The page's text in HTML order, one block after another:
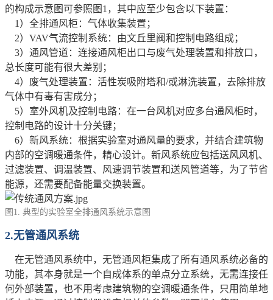
的构成示意图可参照图1，其中应至少包含以下装置：
1）全排通风柜：气体收集装置；
2）VAV气流控制系统：由文丘里阀和控制电路组成；
3）通风管道：连接通风柜出口与废气处理装置和排放口，
总长度可能有很大差别；
4）废气处理装置：活性炭吸附塔和/或淋洗装置，去除排放
气体中有毒有害成分；
5）室外风机及控制电路：在一台风机对应多台通风柜时，
控制电路的设计十分关键；
6）新风系统：根据实验室对通风量的要求，并结合建筑物
内部的空调暖通条件，精心设计。新风系统应包括送风风机、
过滤装置、调温装置、风速调节装置和送风管道等，为了节省
能源，还需要配备能量交换装置。
图1. 典型的实验室全排通风系统示意图
2.无管通风系统
在无管通风系统中，无管通风柜集成了所有通风系统必备的
功能，其本身就是一个自成体系的单点分立系统，无需连接任
何外部装置，也不用考虑建筑物的空调暖通条件，只用简单地